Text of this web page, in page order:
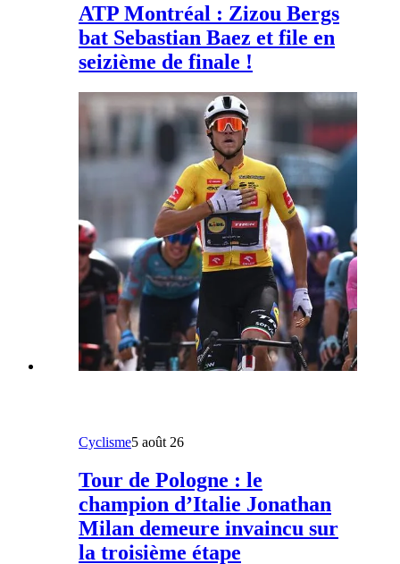
ATP Montréal : Zizou Bergs
bat Sebastian Baez et file en
seizième de finale !
Cyclisme5 août 26
Tour de Pologne : le
champion d’Italie Jonathan
Milan demeure invaincu sur
la troisième étape